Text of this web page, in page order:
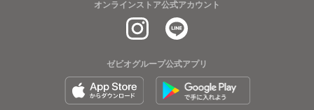
オンラインストア公式アカウント
ゼビオグループ公式アプリ